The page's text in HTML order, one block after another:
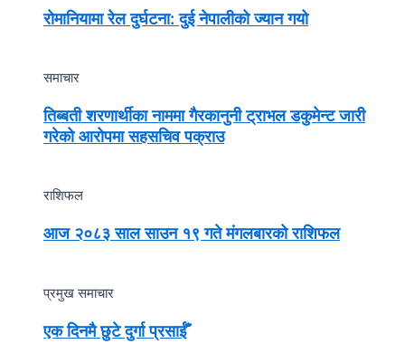
रोमानियामा रेल दुर्घटना: दुई नेपालीको ज्यान गयो
समाचार
तिब्बती शरणार्थीका नाममा गैरकानुनी ट्राभल डकुमेन्ट जारी
गरेको आरोपमा सहसचिव पक्राउ
राशिफल
आज २०८३ साल साउन १९ गते मंगलबारको राशिफल
प्रमुख समाचार
एक दिनमै छुटे दुर्गा प्रसाईँ